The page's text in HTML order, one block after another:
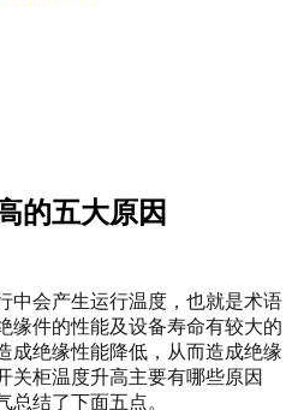
的五大原因
中会产生运行温度，也就是术语
缘件的性能及设备寿命有较大的
成绝缘性能降低，从而造成绝缘
关柜温度升高主要有哪些原因
总结了下面五点。